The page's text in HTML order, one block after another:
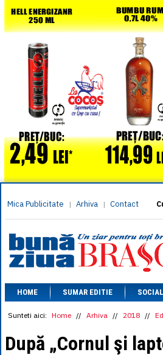
Mica Publicitate | Arhiva | Contact
HOME SUMAR EDITIE SOCIAL
Sunteti aici: Home // Arhiva // 2018 //
După „Cornul şi